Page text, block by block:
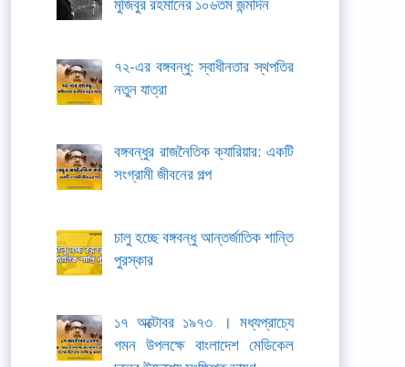
৭২-এর বঙ্গবন্ধু: স্বাধীনতার স্থপতির
নতুন যাত্রা
বঙ্গবন্ধুর রাজনৈতিক ক্যারিয়ার: একটি
সংগ্রামী জীবনের গল্প
চালু হচ্ছে বঙ্গবন্ধু আন্তর্জাতিক শান্তি
পুরস্কার
১৭ অক্টোবর ১৯৭৩ । মধ্যপ্রাচ্যে
গমন উপলক্ষে বাংলাদেশ মেডিকেল